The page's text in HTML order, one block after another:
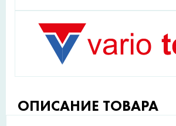
ОПИСАНИЕ ТОВАРА